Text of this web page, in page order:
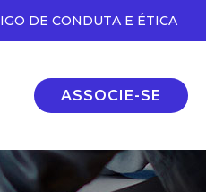
DE CONDUTA E ÉTICA
ASSOCIE-SE